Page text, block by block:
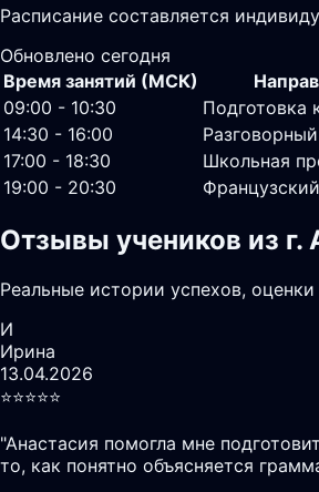
Расписание составляется
Обновлено сегодня
Время занятий (МСК)
09:00 - 10:30
Подготовка
14:30 - 16:00
17:00 - 18:30
Школьная
19:00 - 20:30
Отзывы учеников из
Реальные истории успехов,
И
Ирина
13.04.2026
⭐️⭐️⭐️⭐️⭐️
"Анастасия помогла мне
то, как понятно объясняется